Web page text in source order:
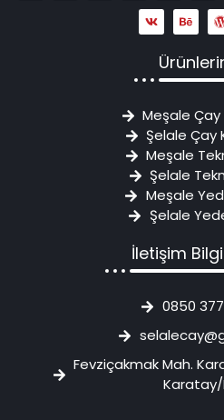
Meşale Çay
Şelale Çay
Meşale
Şelale
Meşale
Şelale
İletişim
0850
Fevziçakmak Mah.